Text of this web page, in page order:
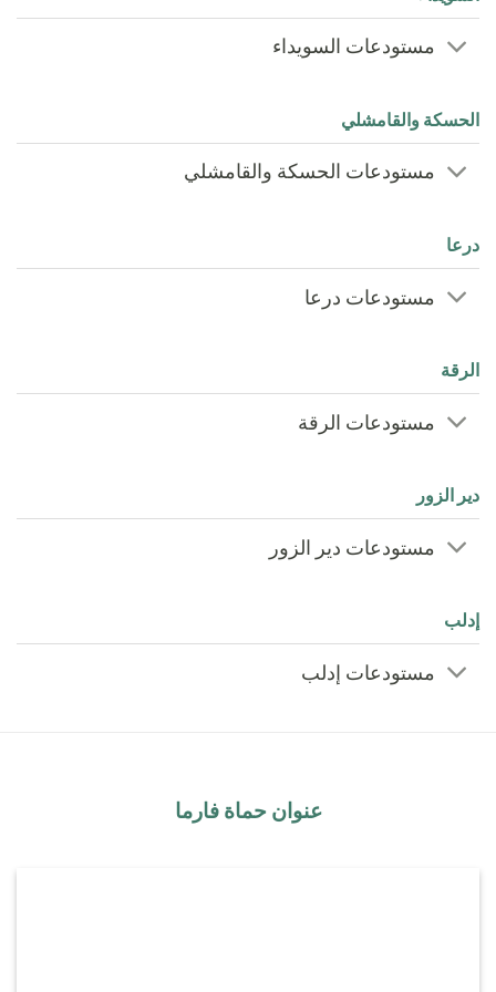
مستودعات السويداء
الحسكة والقامشلي
مستودعات الحسكة والقامشلي
درعا
مستودعات درعا
الرقة
مستودعات الرقة
دير الزور
مستودعات دير الزور
إدلب
مستودعات إدلب
عنوان حماة فارما